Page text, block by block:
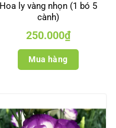
Hoa ly vàng nhọn (1 bó 5
cành)
250.000₫
Mua hàng